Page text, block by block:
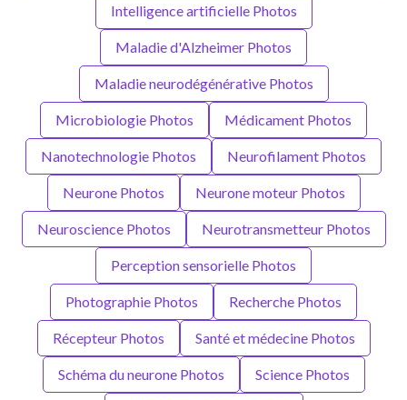
Intelligence artificielle Photos
Maladie d'Alzheimer Photos
Maladie neurodégénérative Photos
Microbiologie Photos Médicament Photos
Nanotechnologie Photos Neurofilament Photos
Neurone Photos Neurone moteur Photos
Neuroscience Photos Neurotransmetteur Photos
Perception sensorielle Photos
Photographie Photos Recherche Photos
Récepteur Photos Santé et médecine Photos
Schéma du neurone Photos Science Photos